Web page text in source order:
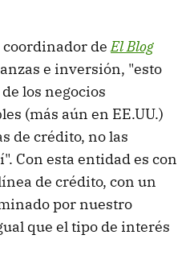
coordinador deEl Blog
e inversión, "esto
los negocios
(más aún en EE.UU.)
de crédito, no las
Con esta entidad es con
de crédito, con un
por nuestro
que el tipo de interés